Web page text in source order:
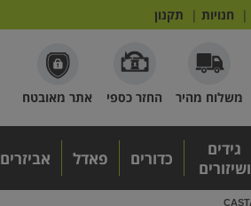
| חנויות | תקנון
משלוח מהיר החזר כספי אתר מאובטח
גידים
ושיזורים
כדורים פאדל אביזרים